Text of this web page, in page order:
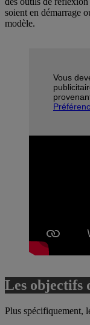
soient en démarrage
modèle.
Vous
Les objectifs
Plus spécifiquement,